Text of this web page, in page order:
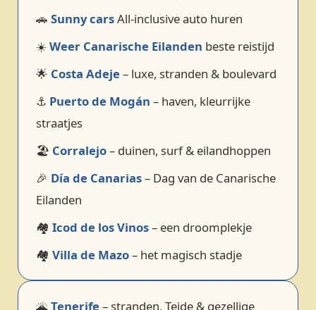
🚗 Sunny carsAll-inclusive auto huren
☀️Weer Canarische Eilanden beste reistijd
🌟 Costa Adeje– luxe, stranden & boulevard
⚓ Puerto de Mogán – haven, kleurrijke
straatjes
🏖️ Corralejo– duinen, surf & eilandhoppen
🎉 Día de Canarias– Dag van de Canarische
Eilanden
🏘️ Icod de los Vinos– een droomplekje
🏘️ Villa de Mazo– het magisch stadje
🌋Tenerife– stranden, Teide & gezellige